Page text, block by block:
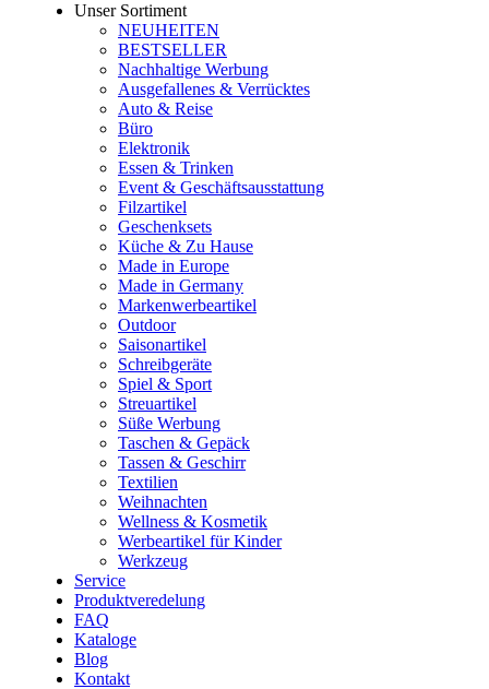
Unser Sortiment
NEUHEITEN
BESTSELLER
Nachhaltige Werbung
Ausgefallenes & Verrücktes
Auto & Reise
Büro
Elektronik
Essen & Trinken
Event & Geschäftsausstattung
Filzartikel
Geschenksets
Küche & Zu Hause
Made in Europe
Made in Germany
Markenwerbeartikel
Outdoor
Saisonartikel
Schreibgeräte
Spiel & Sport
Streuartikel
Süße Werbung
Taschen & Gepäck
Tassen & Geschirr
Textilien
Weihnachten
Wellness & Kosmetik
Werbeartikel für Kinder
Werkzeug
Service
Produktveredelung
FAQ
Kataloge
Blog
Kontakt